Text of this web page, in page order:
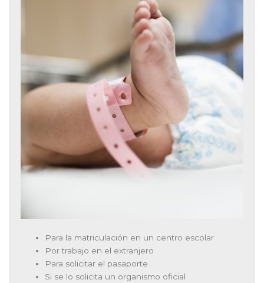
Para la matriculación en un centro escolar
Por trabajo en el extranjero
Para solicitar el pasaporte
Si se lo solicita un organismo oficial